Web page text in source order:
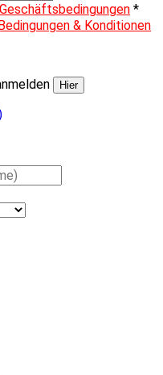
*
& Konditionen
Hier